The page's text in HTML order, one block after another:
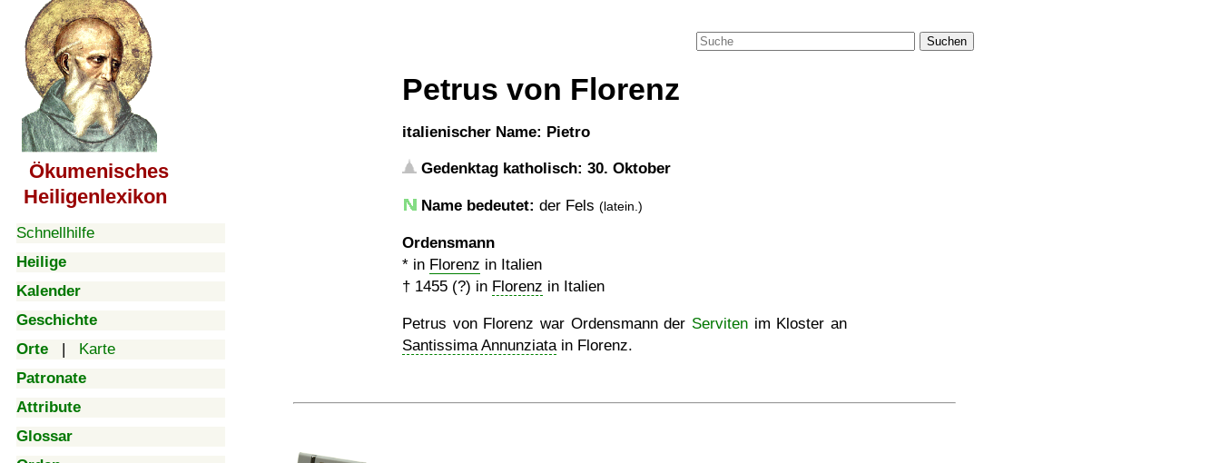
Ökumenisches
Heiligenlexikon
Schnellhilfe
Heilige
Kalender
Geschichte
Orte | Karte
Patronate
Attribute
Glossar
Suchen
Petrus von Florenz
italienischer Name: Pietro
Gedenktag katholisch: 30. Oktober
Name bedeutet: der Fels (latein.)
Ordensmann
* in Florenz in Italien
† 1455 (?) in Florenz in Italien
Petrus von Florenz war Ordensmann der Serviten im Kloster an
Santissima Annunziatain Florenz.